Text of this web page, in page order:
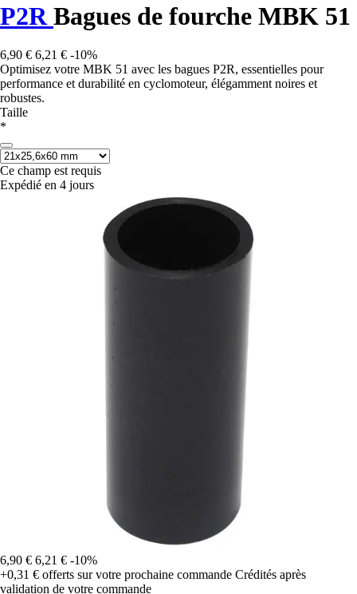
P2R Bagues de fourche MBK 51
6,90 € 6,21 € -10%
Optimisez votre MBK 51 avec les bagues P2R, essentielles pour
performance et durabilité en cyclomoteur, élégamment noires et
robustes.
Taille
*
Ce champ est requis
Expédié en 4 jours
6,90 € 6,21 € -10%
+0,31 € offerts sur votre prochaine commande Crédités après
validation de votre commande